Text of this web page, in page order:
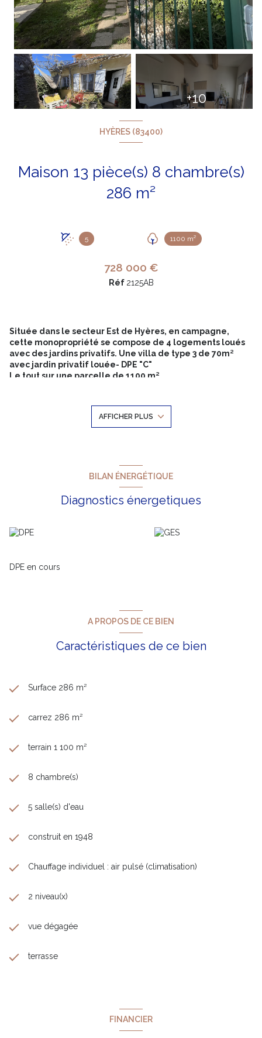
+10
HYÈRES (83400)
Maison 13 pièce(s) 8 chambre(s)
286 m²
5 1100 m²
728 000 €
Réf 2125AB
Située dans le secteur Est de Hyères, en campagne,
cette monopropriété se compose de 4 logements loués
avec des jardins privatifs. Une villa de type 3 de 70m²
avec jardin privatif louée- DPE "C"
Le tout sur une parcelle de 1100 m².
relevage, électricité des communs, forfait canal de
Provence, taxe des ordures ménagères, entretien des
Antoinette BORELLI - Port. +33 6 19 22 61 89 - Email.
antoinette.borelli@happyssimmo.com - Agent commercial
immatriculé au RSAC de Toulon sous le N°540 091 899
AFFICHER PLUS
BILAN ÉNERGÉTIQUE
Diagnostics énergetiques
DPE en cours
A PROPOS DE CE BIEN
Caractéristiques de ce bien
Surface 286 m²
carrez 286 m²
terrain 1 100 m²
8 chambre(s)
5 salle(s) d'eau
construit en 1948
Chauffage individuel : air pulsé (climatisation)
2 niveau(x)
vue dégagée
terrasse
FINANCIER